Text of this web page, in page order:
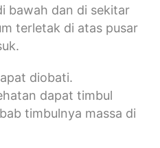
bawah dan di sekitar
terletak di atas pusar
diobati.
dapat timbul
timbulnya massa di